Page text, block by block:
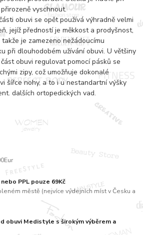
PPL pouze 69Kč
městě (nejvíce výdejních míst v Česku a
obuvi Medistyle s širokým výběrem a
vyschnout.
obuvi se opět používá výhradně velmi
jejíž předností je měkkost a prodyšnost,
je zamezeno nežádoucímu
při dlouhodobém užívání obuvi. U většiny
obuvi regulovat pomocí pásků se
zipy, což umožňuje dokonalé
šířce nohy, a to i u nestandartní výšky
dalších ortopedických vad.